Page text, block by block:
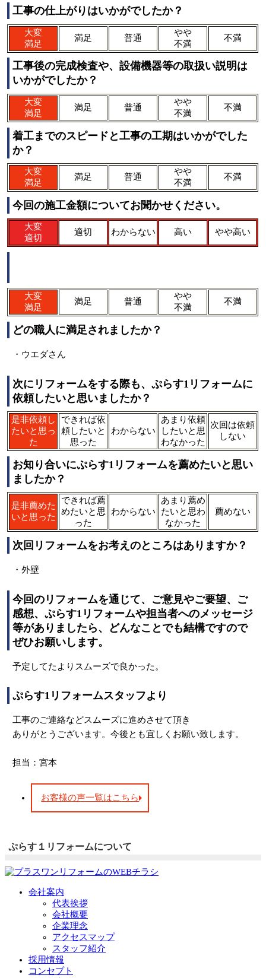
工事の仕上がりはいかがでしたか？
大変
満足
満足 普通
やや
不満
不満
工事後の完成検査や、設備機器等の取扱い説明は
いかがでしたか？
大変
満足
満足 普通
やや
不満
不満
着工までのスピードと工事の工期はいかがでした
か？
大変
満足
満足 普通
やや
不満
不満
今回の施工金額についてお聞かせください。
大変
適切
適切 わからない 高い やや高い
大変
満足
満足 普通
やや
不満
不満
どの職人に満足されましたか？
・ウエダさん
次にリフォームをする際も、ぷらす1リフォームに
依頼したいと思いましたか？
是非依頼し
たいと思っ
た
できれば依
頼したいと
思った
わからない
あまり依頼
したいと思
わなかった
次回は依頼
しない
お知り合いにぷらす1リフォームを薦めたいと思い
ましたか？
是非薦めた
いと思った
できれば薦
めたいと思
った
わからない
あまり薦め
たいと思わ
なかった
薦めない
次回リフォームをお考えのところはありますか？
・外壁
今回のリフォームを通じて、ご意見やご要望、ご
感想、ぷらす1リフォームや担当者へのメッセージ
等がありましたら、どんなことでも結構ですので
ぜひお願いします。
予定してたよりスムーズで良かった。
ぷらす1リフォームスタッフより
工事のご連絡などスムーズに進めさせて頂き
ありがとうございます。今後とも宜しくお願い致します。
担当：宮本
お客様の声一覧はこちら
ぷらす１リフォームについて
会社案内
代表挨拶
会社概要
企業理念
アクセスマップ
スタッフ紹介
採用情報
コンセプト